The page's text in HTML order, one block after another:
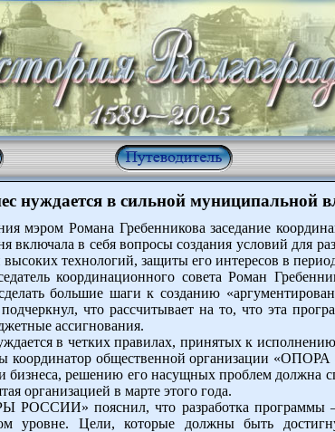
нуждается в сильной муниципальной
мэром Романа Гребенникова заседание
включала в себя вопросы создания условий для
технологий, защиты его интересов в
координационного совета Роман
большие шаги к созданию
что рассчитывает на то, что эта
ассигнования.
в четких правилах, принятых к
координатор общественной организации
решению его насущных проблем должна
организацией в марте этого года.
РОССИИ» пояснил, что разработка программы
уровне. Цели, которые должны быть